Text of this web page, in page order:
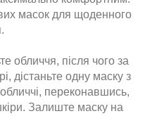
масок для щоденного
обличчя, після чого за
дістаньте одну маску з
переконавшись,
Залиште маску на